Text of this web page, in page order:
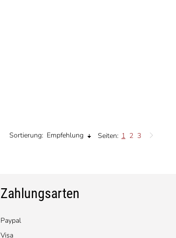
Seiten: 1 2 3
Sortierung: Empfehlung
Zahlungsarten
Paypal
Visa